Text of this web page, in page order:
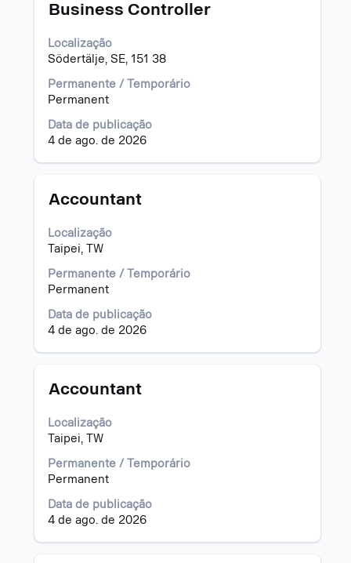
dela.
Título
Business Controller
Localização
Södertälje, SE, 151 38
Permanente / Temporário
Permanent
Data de publicação
4 de ago. de 2026
Selecione
vaga
com
barra
de
pressionada
para
visualizar
as
informações
dela.
Título
Accountant
Localização
Taipei, TW
Permanente / Temporário
Permanent
Data de publicação
4 de ago. de 2026
Selecione
vaga
com
barra
de
pressionada
para
visualizar
as
informações
dela.
Título
Accountant
Localização
Taipei, TW
Permanente / Temporário
Permanent
Data de publicação
4 de ago. de 2026
Selecione
vaga
com
barra
de
pressionada
para
visualizar